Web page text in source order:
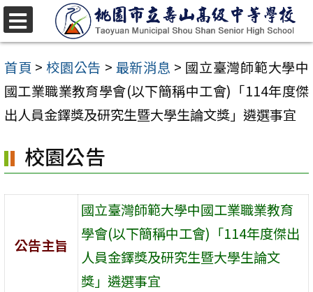
跳
至
主
要
內
區
首頁 > 校園公告 > 最新消息 > 國立臺灣師範大學中
國工業職業教育學會(以下簡稱中工會)「114年度傑
出人員金鐸獎及研究生暨大學生論文獎」遴選事宜
校園公告
公告主旨
國立臺灣師範大學中國工業職業教育
學會(以下簡稱中工會)「114年度傑出
人員金鐸獎及研究生暨大學生論文
獎」遴選事宜
選
單